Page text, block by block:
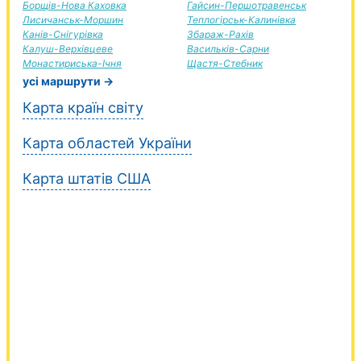
Борщів-Нова Каховка
Лисичанськ-Моршин
Канів-Снігурівка
Калуш-Верхівцеве
Монастириська-Ічня
Гайсин-Першотравенськ
Теплогірськ-Калинівка
Збараж-Рахів
Васильків-Сарни
Щастя-Стебник
усі маршрути →
Карта країн світу
Карта областей України
Карта штатів США